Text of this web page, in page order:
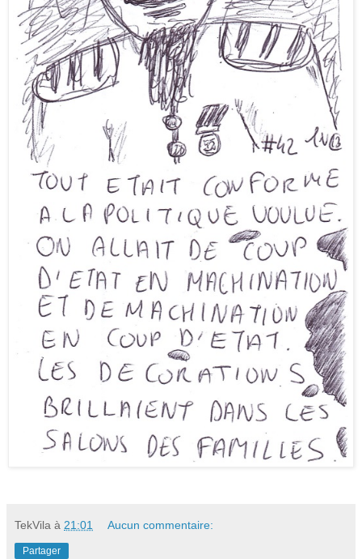
TekVila à 21:01 Aucun commentaire:
Partager